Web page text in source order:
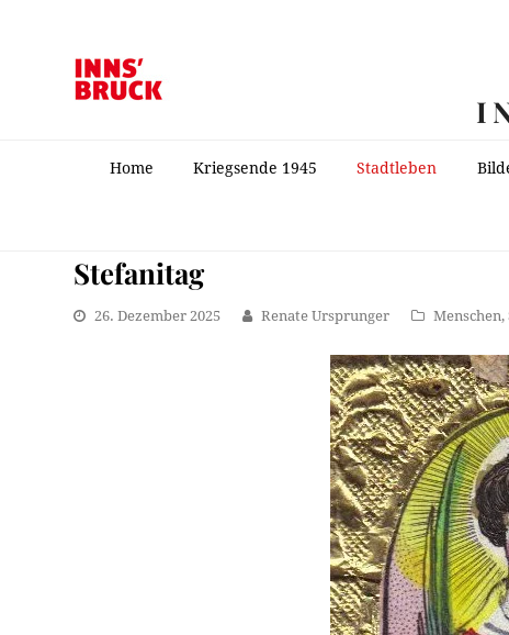
Home Kriegsende 1945 Stadtleben
Stefanitag
26. Dezember 2025 Renate Ursprunger Menschen,